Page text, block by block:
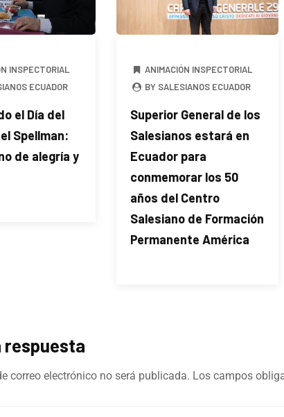
INSPECTORIAL
ECUADOR
el Día del
Spellman:
de alegría y
ANIMACIÓN INSPECTORIAL
BY SALESIANOS ECUADOR
Superior General de los
Salesianos estará en
Ecuador para
conmemorar los 50
años del Centro
Salesiano de Formación
Permanente América
respuesta
correo electrónico no será publicada. Los campos